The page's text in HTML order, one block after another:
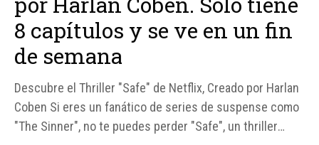
8 capítulos y se ve en un fin
de semana
Descubre el Thriller "Safe" de Netflix, Creado por Harlan
Coben Si eres un fanático de series de suspense como
"The Sinner", no te puedes perder "Safe", un thriller